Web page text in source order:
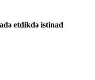
etdikdə istinad